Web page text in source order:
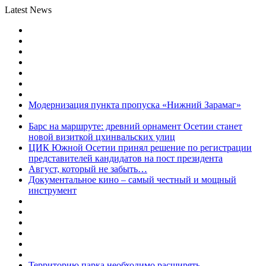
Latest News
Модернизация пункта пропуска «Нижний Зарамаг»
Барс на маршруте: древний орнамент Осетии станет
новой визиткой цхинвальских улиц
ЦИК Южной Осетии принял решение по регистрации
представителей кандидатов на пост президента
Август, который не забыть…
Документальное кино – самый честный и мощный
инструмент